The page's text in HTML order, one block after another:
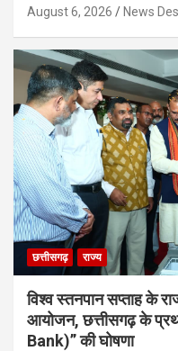
August 6, 2026 News
छत्तीसगढ़ राज्य
विश्व स्तनपान सप्ताह के
आयोजन, छत्तीसगढ़ के
Bank)” की घोषणा